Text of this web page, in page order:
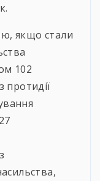
якщо стали
102
протидії